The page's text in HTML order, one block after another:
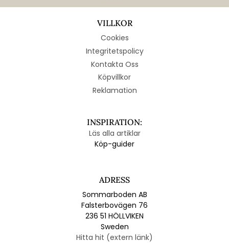
VILLKOR
Cookies
Integritetspolicy
Kontakta Oss
Köpvillkor
Reklamation
INSPIRATION:
Läs alla artiklar
Köp-guider
ADRESS
Sommarboden AB
Falsterbovägen 76
236 51 HÖLLVIKEN
Sweden
Hitta hit (extern länk)